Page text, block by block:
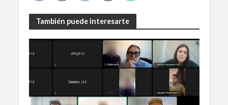
También puede interesarte